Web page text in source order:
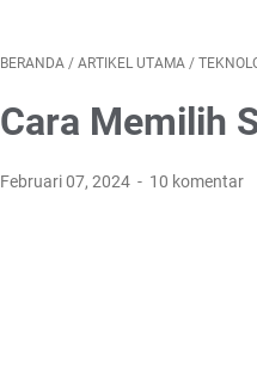
BERANDA / ARTIKEL UTAMA /
Cara Memilih
Februari 07, 2024 10 komentar